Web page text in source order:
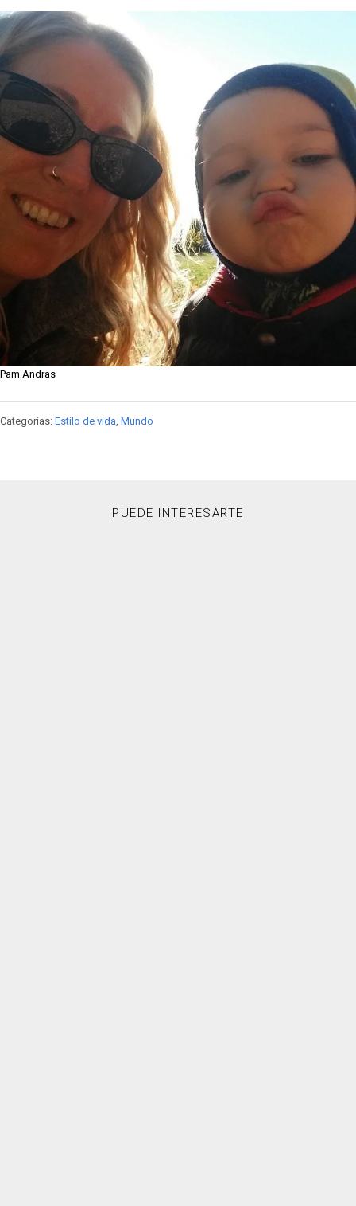
Pam Andras
Categorías: Estilo de vida Mundo
PUEDE INTERESARTE